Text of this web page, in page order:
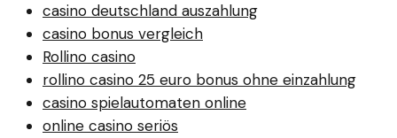
casino deutschland auszahlung
casino bonus vergleich
Rollino casino
rollino casino 25 euro bonus ohne einzahlung
casino spielautomaten online
online casino seriös